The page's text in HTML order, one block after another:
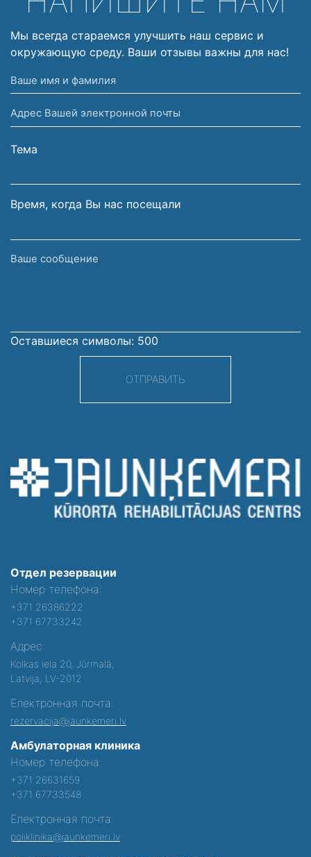
Мы всегда стараемся улучшить наш сервис и
окружающую среду. Ваши отзывы важны для нас!
Ваше
имя
и
фамилия
Адрес
Вашей
электронной
Тема
Время, когда Вы нас посещали
Ваше
Оставшиеся символы: 500
ОТПРАВИТЬ
Отдел резервации
Номер телефона:
+371 26386222
+371 67733242
Адрес:
Kolkas iela 20, Jūrmalā,
Latvija, LV-2012
Електронная почта:
rezervacija@jaunkemeri.lv
Амбулаторная клиника
Номер телефона:
+371 26631659
+371 67733548
Електронная почта:
poliklinika@jaunkemeri.lv